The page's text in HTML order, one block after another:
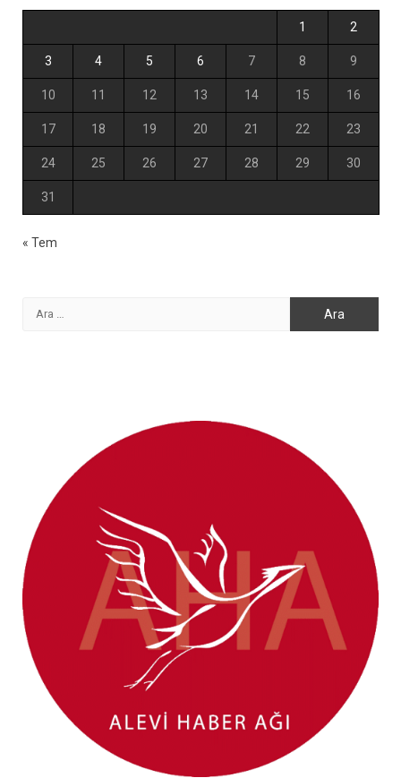
1 2
3 4 5 6 7 8 9
10 11 12 13 14 15 16
17 18 19 20 21 22 23
24 25 26 27 28 29 30
31
« Tem